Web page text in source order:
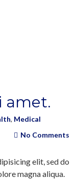
amet.
, Medical
No Comments
elit, sed do
magna aliqua.